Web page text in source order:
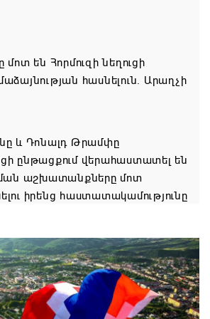
են Հորմուզի նեղուցի
հասնելուն. Արաղչի
և Դոնալդ Թրամփը
ընթացքում վերահաստատել են
աշխատանքները մոտ
իրենց հաստատակամությունը
հեռախոսազրույց են ունեցել․
երթուղու նախագծի